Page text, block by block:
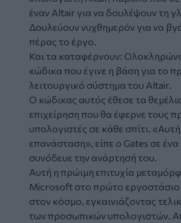
έναν Altair για να δουλέψουν τη
Δουλεύουν νυχθημερόν για να
πέρας το έργο.
Και τα καταφέρνουν:
κώδικα που έγινε η βάση για το
λειτουργικό σύστημα του Altair.
Ο κώδικας αυτός έθεσε τα
επιχείρηση που θα έφερνε τους
υπολογιστές σε κάθε σπίτι.
επανάσταση», είπε ο Gates σε ένα
συνόδευε την ανάρτησή του.
Αυτή η πρώιμη επιτυχία
Microsoft στο πρώτο εργοστάσιο
στον κόσμο, εγκαινιάζοντας
των προσωπικών υπολογιστών.